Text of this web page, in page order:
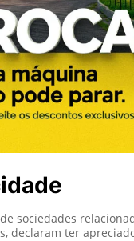
sociedades
ter